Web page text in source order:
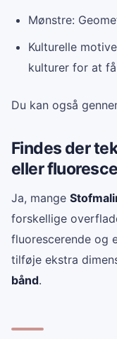
Mønstre:
Kulturelle
kulturer for at
Du kan også
Findes der
eller
Ja, mange
forskellige
fluorescerende og
tilføje ekstra
bånd.